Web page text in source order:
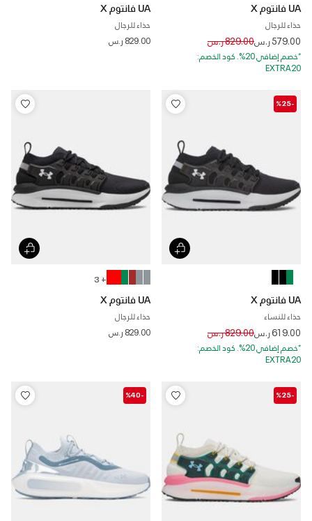
UA فانتوم X
حذاء للرجال
579.00 ر.س Price reduced from
829.00 ر.س to
*خصم إضافي 20%. كود الخصم:
EXTRA20
UA فانتوم X
حذاء للرجال
829.00 ر.س
-%25
UA فانتوم X
حذاء للنساء
619.00 ر.س Price reduced from
829.00 ر.س to
*خصم إضافي 20%. كود الخصم:
EXTRA20
+ 3
UA فانتوم X
حذاء للرجال
829.00 ر.س
-%25
-%40